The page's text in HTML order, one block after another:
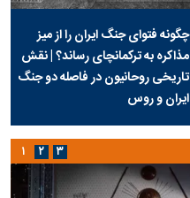
چگونه فتوای جنگ ایران را از میز
مذاکره به ترکمانچای رساند؟ | نقش
تاریخی روحانیون در فاصله دو جنگ
ایران و روس
۱ ۲ ۳